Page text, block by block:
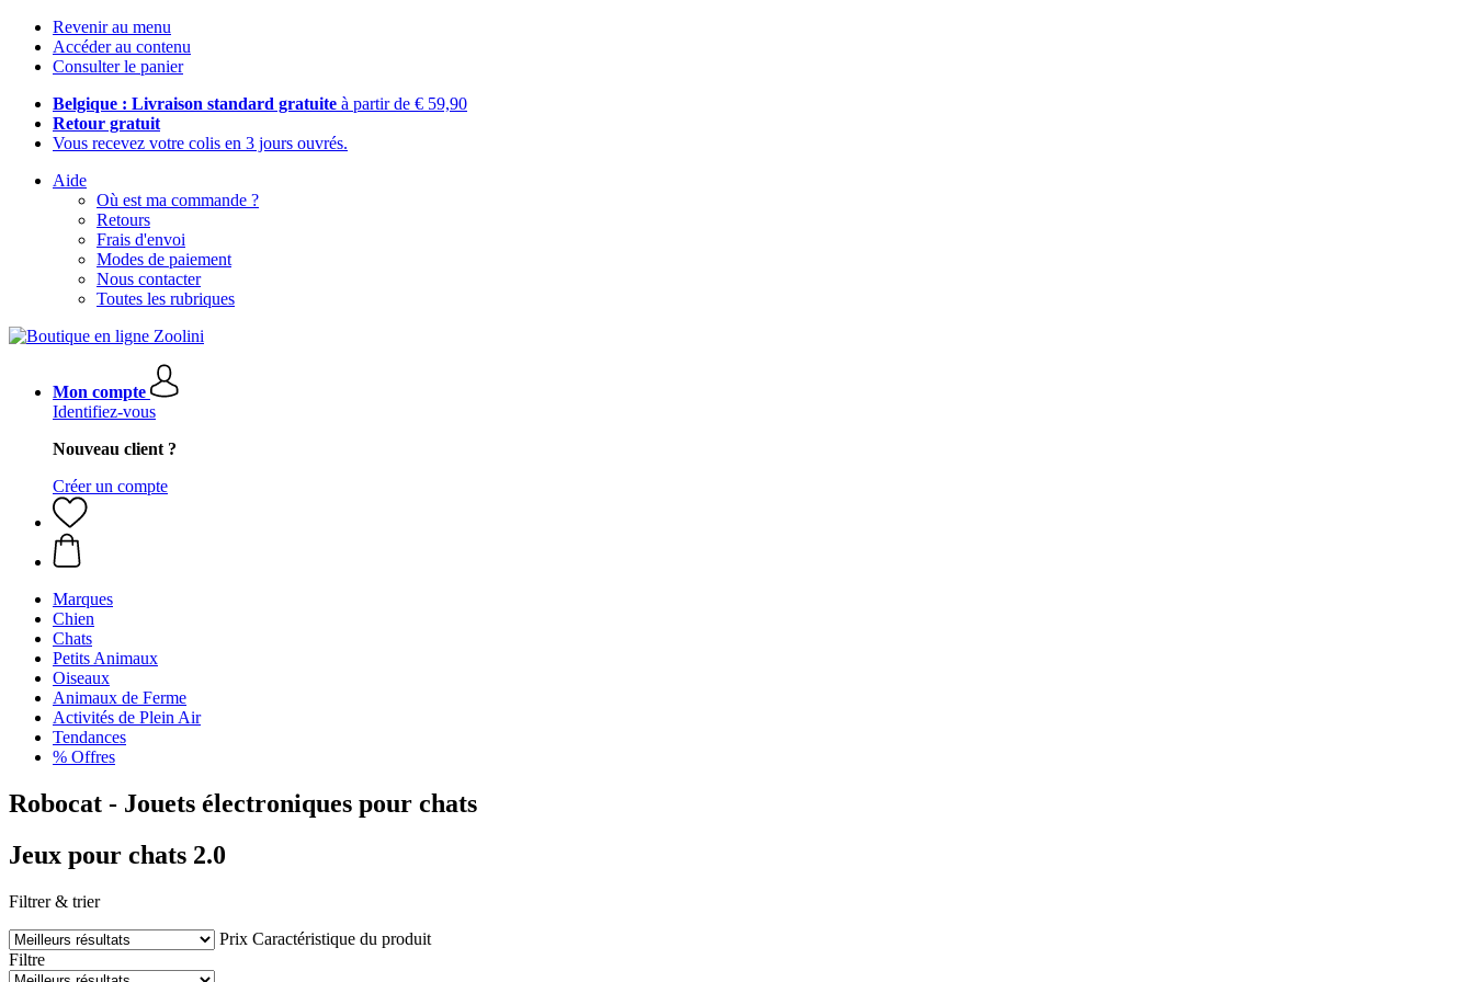
Revenir au menu
Accéder au contenu
Consulter le panier
Belgique : Livraison standard gratuite à partir de € 59,90
Retour gratuit
Vous recevez votre colis en 3 jours ouvrés.
Aide
Où est ma commande ?
Retours
Frais d'envoi
Modes de paiement
Nous contacter
Toutes les rubriques
Mon compte
Identifiez-vous
Nouveau client ?
Créer un compte
Marques
Chien
Chats
Petits Animaux
Oiseaux
Animaux de Ferme
Activités de Plein Air
Tendances
% Offres
Robocat - Jouets électroniques pour chats
Jeux pour chats 2.0
Filtrer & trier
Prix Caractéristique du produit
Filtre